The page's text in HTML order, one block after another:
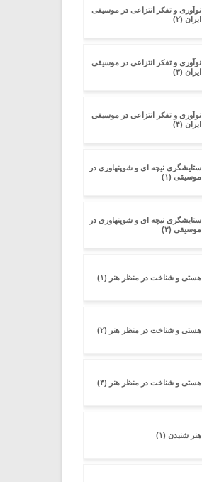
نوآوری و تفکر انتزاعی در موسیقی
ایران (۲)
نوآوری و تفکر انتزاعی در موسیقی
ایران (۳)
نوآوری و تفکر انتزاعی در موسیقی
ایران (۴)
ستایشگری نیچه ای و شوپنهاوری در
موسیقی (۱)
ستایشگری نیچه ای و شوپنهاوری در
موسیقی (۲)
هستی و شناخت در منظر هنر (۱)
هستی و شناخت در منظر هنر (۲)
هستی و شناخت در منظر هنر (۳)
هنر شنیدن (۱)